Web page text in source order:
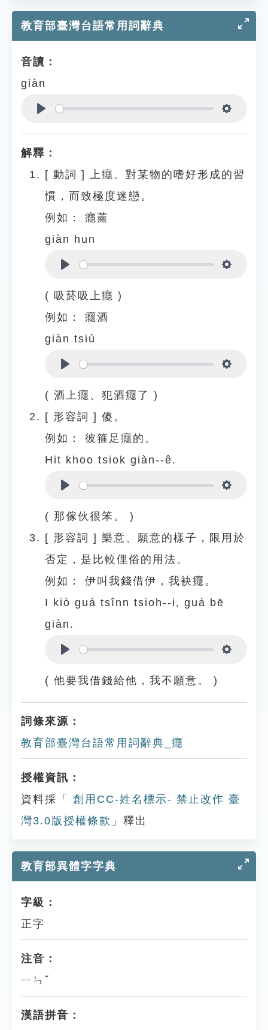
教育部臺灣台語常用詞辭典
音讀：
giàn
解釋：
[ 動詞 ] 上癮。對某物的嗜好形成的習
慣，而致極度迷戀。
例如：
癮薰
giàn hun
( 吸菸吸上癮 )
例如：
癮酒
giàn tsiú
( 酒上癮、犯酒癮了 )
[ 形容詞 ] 傻。
例如：
彼箍足癮的。
Hit khoo tsiok giàn--ê.
( 那傢伙很笨。 )
[ 形容詞 ] 樂意、願意的樣子，限用於
否定，是比較俚俗的用法。
例如：
伊叫我錢借伊，我袂癮。
I kiò guá tsînn tsioh--i, guá bē
giàn.
( 他要我借錢給他，我不願意。 )
詞條來源：
教育部臺灣台語常用詞辭典_癮
授權資訊：
資料採「
創用CC-姓名標示- 禁止改作 臺
灣3.0版授權條款 」釋出
教育部異體字字典
字級：
正字
注音：
ㄧㄣˇ
漢語拼音：